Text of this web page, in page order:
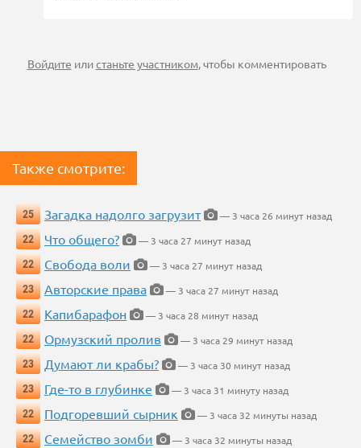
Войдите илистаньте участником, чтобы комментировать
Также смотрите:
25 Загадка надолго загрузит
— 3 часа 26 минут назад
22
Что общего?
— 3 часа 27 минут назад
22
Свобода воли
— 3 часа 27 минут назад
23
Авторские права
— 3 часа 27 минут назад
22
Капибарафон
— 3 часа 28 минут назад
22
Ормузский пролив
— 3 часа 29 минут назад
23
Думают ли крабы?
— 3 часа 30 минут назад
23
Где-то в глубинке
— 3 часа 31 минуту назад
22
Подгоревший сырник
— 3 часа 32 минуты назад
22
Семейство зомби — 3 часа 32 минуты назад